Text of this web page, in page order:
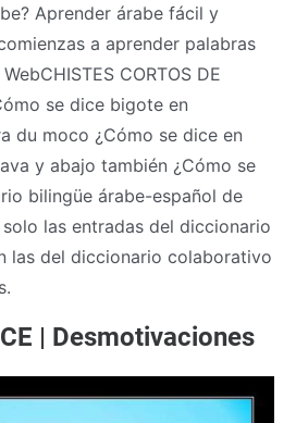
Aprender árabe fácil y
a aprender palabras
CORTOS DE
se dice bigote en
du moco ¿Cómo se dice en
y abajo también ¿Cómo se
bilingüe árabe-español de
las entradas del diccionario
las del diccionario colaborativo
| Desmotivaciones